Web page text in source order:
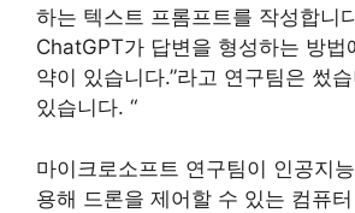
하는 텍스트 프롬프트를 작성합니
ChatGPT가 답변을 형성하는 방법
약이 있습니다.”라고 연구팀은 썼
있습니다. “
마이크로소프트 연구팀이 인공지
용해 드론을 제어할 수 있는 컴퓨